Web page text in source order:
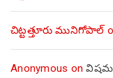
చిట్టత్తూరు మునిగోపాల్
Anonymous onవిషమ